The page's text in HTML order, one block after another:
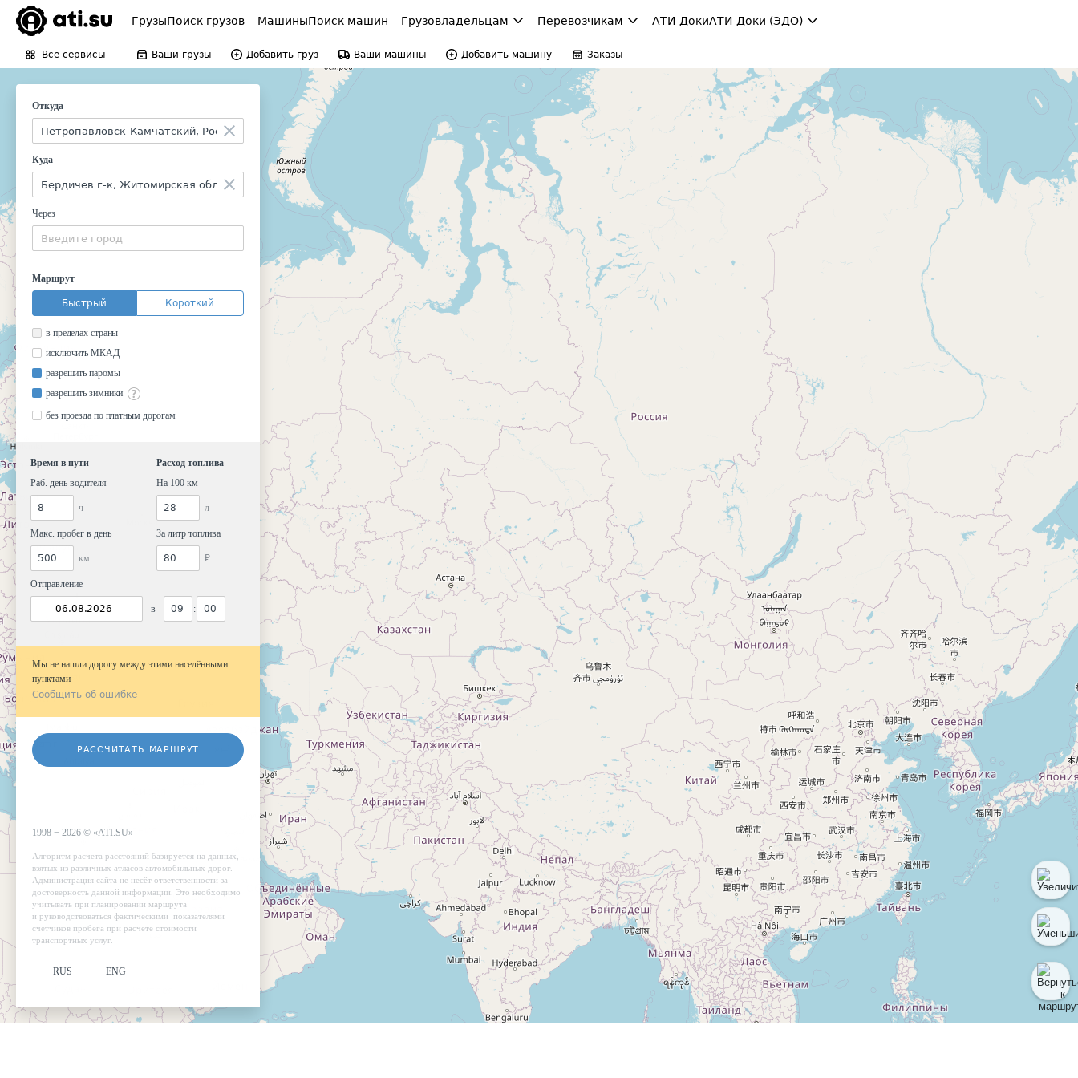
ГрузыПоиск грузов МашиныПоиск машин Грузовладельцам Перевозчикам АТИ-ДокиАТИ-Доки (ЭДО)
Все сервисы Ваши грузы Добавить груз Ваши машины Добавить машину Заказы
Откуда
Куда
Через
Маршрут
Быстрый Короткий
в пределах страны
исключить МКАД
разрешить паромы
разрешить зимники
без проезда по платным дорогам
Время в пути
Раб. день водителя
ч
Макс. пробег в день
км
Отправление
в :
Расход топлива
На 100 км
л
За литр топлива
₽
Мы не нашли дорогу между этими населёнными
пунктами
Сообщить об ошибке
РАССЧИТАТЬ МАРШРУТ
1998 − 2026 © «ATI.SU»
Алгоритм расчета расстояний базируется на данных,
взятых из различных атласов автомобильных дорог.
Администрация сайта не несёт ответственности за
достоверность данной информации. Это необходимо
учитывать при планировании маршрута
и руководствоваться фактическими показателями
счетчиков пробега при расчёте стоимости
транспортных услуг.
RUS ENG